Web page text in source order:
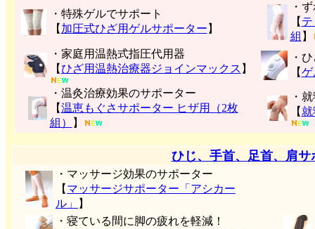
・特殊ゲルでサポート
【 加圧式ひざ用ゲルサポーター 】
・
【
組 】
・家庭用温熱式指圧代用器
【ひざ用温熱治療器ジョインマックス 】
・
【ゲ
・温灸治療効果のサポーター
【温恵もぐさサポーター ヒザ用（2枚
組）
】
・
【
ひじ、手首、足首、肩サ
・マッサージ効果のサポーター
【 マッサージサポーター「アシカー
ル」
】
・寝ている間に脚の疲れを軽減！